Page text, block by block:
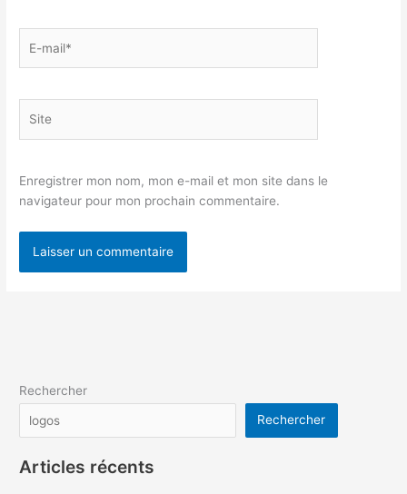
mail*
Enregistrer mon nom, mon e-mail et mon site dans le
navigateur pour mon prochain commentaire.
Rechercher
Rechercher
Articles récents